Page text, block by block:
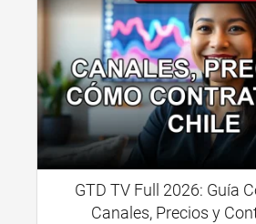
GTD TV Full 2026: Guía
Canales, Precios y